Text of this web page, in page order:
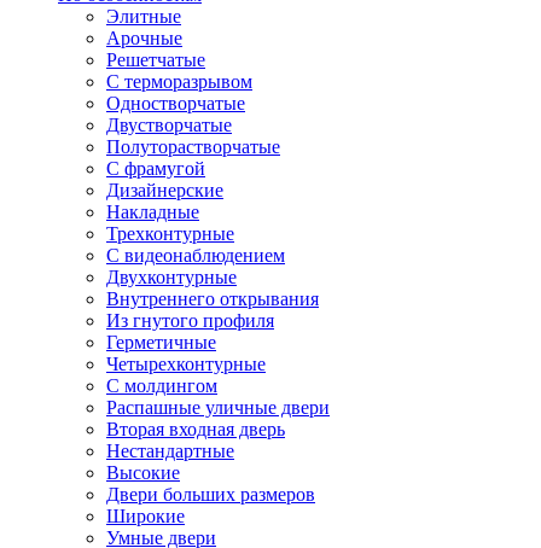
Элитные
Арочные
Решетчатые
С терморазрывом
Одностворчатые
Двустворчатые
Полуторастворчатые
С фрамугой
Дизайнерские
Накладные
Трехконтурные
С видеонаблюдением
Двухконтурные
Внутреннего открывания
Из гнутого профиля
Герметичные
Четырехконтурные
С молдингом
Распашные уличные двери
Вторая входная дверь
Нестандартные
Высокие
Двери больших размеров
Широкие
Умные двери